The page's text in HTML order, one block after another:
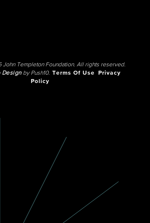
Templeton Foundation. All rights reserved.
Designby Push10. Terms Of Use
Privacy
Policy